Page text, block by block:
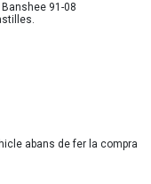
Banshee 91-08
abans de fer la compra